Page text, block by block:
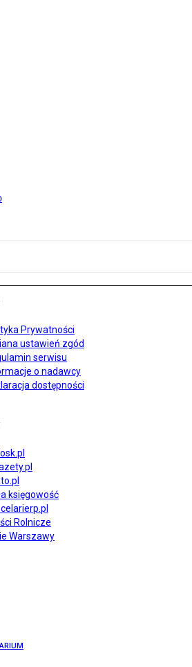
Prywatności
ustawień zgód
serwisu
o nadawcy
dostępności
księgowość
Rolnicze
Warszawy